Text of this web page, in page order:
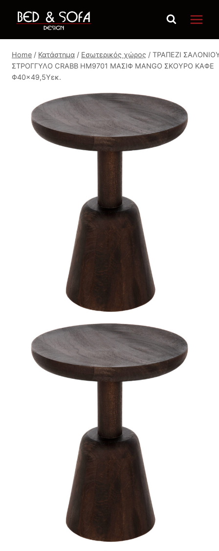
Home / Κατάστημα / Εσωτερικός χώρος / ΤΡΑΠΕΖΙ
ΣΤΡΟΓΓΥΛΟ CRABB HM9701 ΜΑΣΙΦ MANGO ΣΚΟΥΡΟ ΚΑΦΕ
Φ40×49,5Υεκ.